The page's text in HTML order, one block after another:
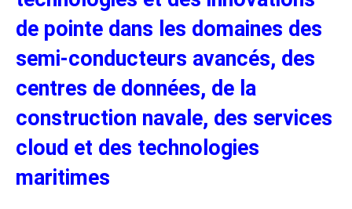
de pointe dans les domaines des
semi-conducteurs avancés, des
centres de données, de la
construction navale, des services
cloud et des technologies
maritimes